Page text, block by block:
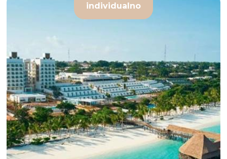
individualno